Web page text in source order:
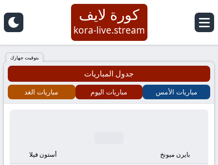
كورة
لايف
|
koora
كورة لايف
kora-live.stream
بتوقيت جهازك
جدول المباريات
مباريات الأمس مباريات اليوم مباريات الغد
بايرن ميونخ أستون فيلا